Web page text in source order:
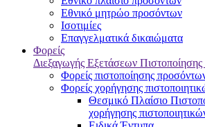
Εθνικό μητρώο προσόντων
Ισοτιμίες
Επαγγελματικά δικαιώματα
Φορείς
Διεξαγωγής Εξετάσεων
Φορείς πιστοποίησης
Φορείς χορήγησης
Θεσμικό Πλαίσιο
χορήγησης